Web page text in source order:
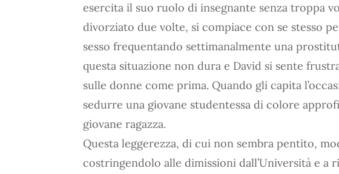
esercita il suo ruolo di insegnante senza troppa
divorziato due volte, si compiace con se stesso
sesso frequentando settimanalmente una
questa situazione non dura e David si sente
sulle donne come prima. Quando gli capita
sedurre una giovane studentessa di colore
giovane ragazza.
Questa leggerezza, di cui non sembra pentito,
costringendolo alle dimissioni dall’Università e a